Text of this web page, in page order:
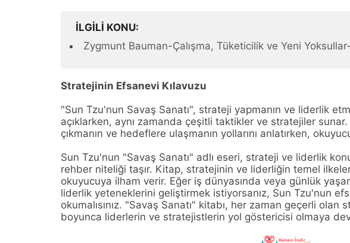
İLGILI KONU
Zygmunt Bauman-Çalışma, Tüketicilik ve Yeni
Stratejinin Efsanevi Kılavuzu
"Sun Tzu'nun Savaş Sanatı", strateji yapmanın ve liderlik
açıklarken, aynı zamanda çeşitli taktikler ve stratejiler
çıkmanın ve hedeflere ulaşmanın yollarını anlatırken,
Sun Tzu'nun "Savaş Sanatı" adlı eseri, strateji ve liderlik
rehber niteliği taşır. Kitap, stratejinin ve liderliğin temel
okuyucuya ilham verir. Eğer iş dünyasında veya günlük
liderlik yeteneklerini geliştirmek istiyorsanız, Sun Tzu'nun
okumalısınız. "Savaş Sanatı" kitabı, her zaman geçerli
boyunca liderlerin ve stratejistlerin yol göstericisi olmaya